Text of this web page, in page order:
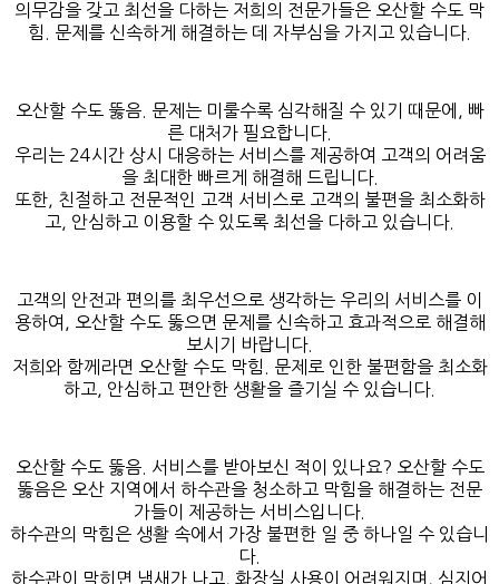
의무감을 갖고 최선을 다하는 저희의 전문가들은 오산할 수도 막
힘. 문제를 신속하게 해결하는 데 자부심을 가지고 있습니다.
오산할 수도 뚫음. 문제는 미룰수록 심각해질 수 있기 때문에, 빠
른 대처가 필요합니다.
우리는 24시간 상시 대응하는 서비스를 제공하여 고객의 어려움
을 최대한 빠르게 해결해 드립니다.
또한, 친절하고 전문적인 고객 서비스로 고객의 불편을 최소화하
고, 안심하고 이용할 수 있도록 최선을 다하고 있습니다.
고객의 안전과 편의를 최우선으로 생각하는 우리의 서비스를 이
용하여, 오산할 수도 뚫으면 문제를 신속하고 효과적으로 해결해
보시기 바랍니다.
저희와 함께라면 오산할 수도 막힘. 문제로 인한 불편함을 최소화
하고, 안심하고 편안한 생활을 즐기실 수 있습니다.
오산할 수도 뚫음. 서비스를 받아보신 적이 있나요? 오산할 수도
뚫음은 오산 지역에서 하수관을 청소하고 막힘을 해결하는 전문
가들이 제공하는 서비스입니다.
하수관의 막힘은 생활 속에서 가장 불편한 일 중 하나일 수 있습니
다.
하수관이 막히면 냄새가 나고, 화장실 사용이 어려워지며, 심지어